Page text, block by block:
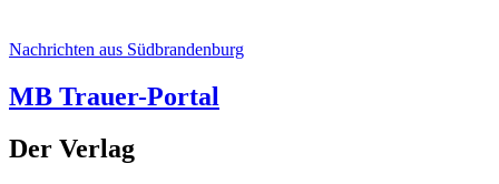
Nachrichten aus Südbrandenburg
MB Trauer-Portal
Der Verlag